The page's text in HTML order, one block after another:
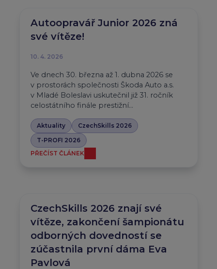
Autoopravář Junior 2026 zná
své vítěze!
10. 4. 2026
Ve dnech 30. března až 1. dubna 2026 se
v prostorách společnosti Škoda Auto a.s.
v Mladé Boleslavi uskutečnil již 31. ročník
celostátního finále prestižní…
Aktuality
CzechSkills 2026
T-PROFI 2026
PŘEČÍST ČLÁNEK
CzechSkills 2026 znají své
vítěze, zakončení šampionátu
odborných dovedností se
zúčastnila první dáma Eva
Pavlová